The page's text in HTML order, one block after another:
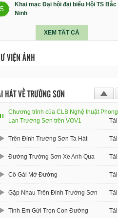
5
Khai mạc Đại hội đại biểu Hội TS Bắc
Ninh
XEM TẤT CẢ
VIỆN ẢNH
HÁT VỀ TRƯỜNG SƠN
Chương trình của CLB Nghệ thuật Phong
Lan Trường Sơn trên VOV1
Tải
Trên Đỉnh Trường Sơn Ta Hát Tải
Đường Trường Sơn Xe Anh Qua Tải
Cô Gái Mở Đường Tải
Gặp Nhau Trên Đỉnh Trường Sơn Tải
Tình Em Gửi Trọn Con Đường Tải